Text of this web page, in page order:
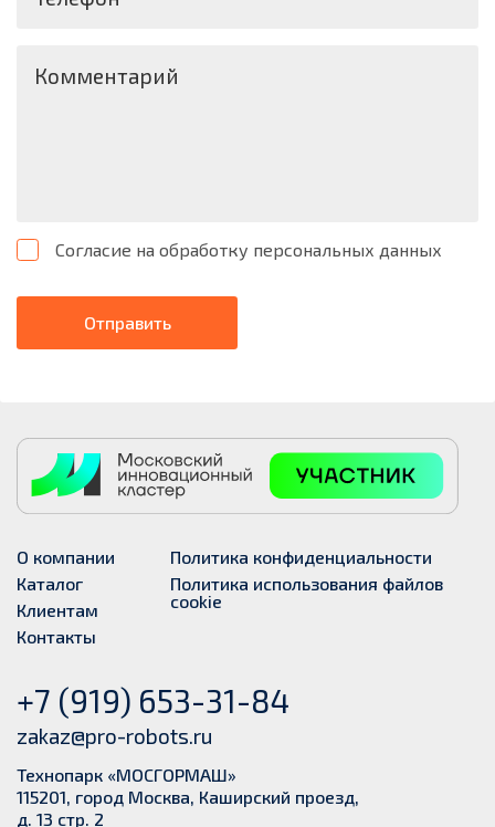
Комментарий
Согласие на обработку персональных данных
Отправить
О компании
Каталог
Клиентам
Контакты
Политика конфиденциальности
Политика использования файлов
cookie
+7 (919) 653-31-84
zakaz@pro-robots.ru
Технопарк «МОСГОРМАШ»
115201, город Москва, Каширский проезд,
д. 13 стр. 2